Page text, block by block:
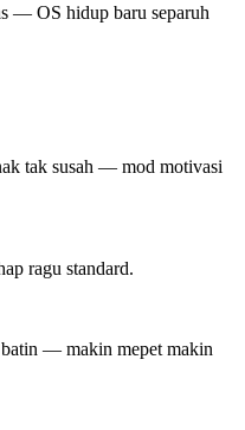
— OS hidup baru separuh
tak susah — mod motivasi
ragu standard.
batin — makin mepet makin